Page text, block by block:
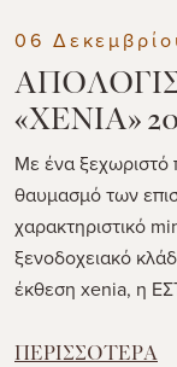
06
«XENIA»
Με ένα ξεχωριστό
θαυμασμό των
χαρακτηριστικό
ξενοδοχειακό
έκθεση xenia, η
ΠΕΡΙΣΣΟΤΕΡΑ